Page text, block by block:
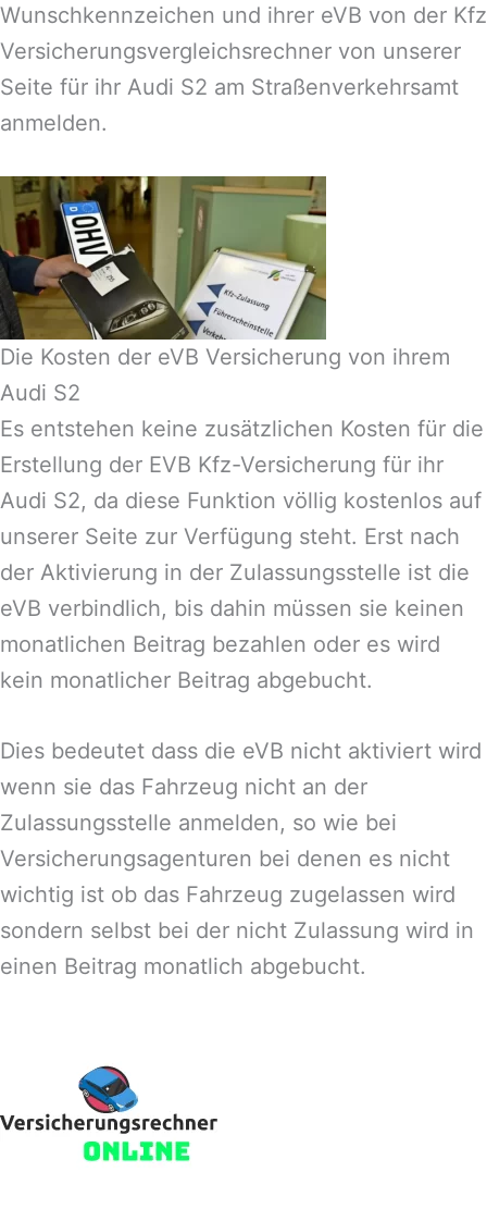
Wunschkennzeichen und ihrer eVB von der Kfz
Versicherungsvergleichsrechner von unserer
Seite für ihr Audi S2 am Straßenverkehrsamt
anmelden.
Die Kosten der eVB Versicherung von ihrem
Audi S2
Es entstehen keine zusätzlichen Kosten für die
Erstellung der EVB Kfz-Versicherung für ihr
Audi S2, da diese Funktion völlig kostenlos auf
unserer Seite zur Verfügung steht. Erst nach
der Aktivierung in der Zulassungsstelle ist die
eVB verbindlich, bis dahin müssen sie keinen
monatlichen Beitrag bezahlen oder es wird
kein monatlicher Beitrag abgebucht.
Dies bedeutet dass die eVB nicht aktiviert wird
wenn sie das Fahrzeug nicht an der
Zulassungsstelle anmelden, so wie bei
Versicherungsagenturen bei denen es nicht
wichtig ist ob das Fahrzeug zugelassen wird
sondern selbst bei der nicht Zulassung wird in
einen Beitrag monatlich abgebucht.